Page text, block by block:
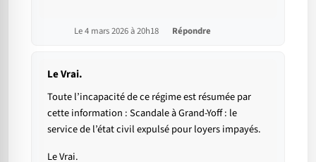
Le 4 mars 2026 à 20h18 Répondre
Le Vrai.
Toute l’incapacité de ce régime est résumée par
cette information : Scandale à Grand-Yoff : le
service de l’état civil expulsé pour loyers impayés.
Le Vrai.